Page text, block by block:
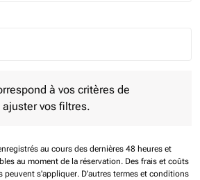
trip Selected
à vos critères de
vos filtres.
au cours des dernières 48 heures et
au moment de la réservation. Des frais et coûts
peuvent s'appliquer. D'autres termes et conditions